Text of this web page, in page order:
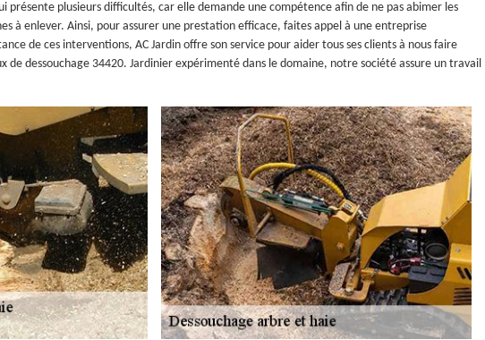
présente plusieurs difficultés, car elle demande une compétence afin de ne pas abimer les
à enlever. Ainsi, pour assurer une prestation efficace, faites appel à une entreprise
de ces interventions, AC Jardin offre son service pour aider tous ses clients à nous faire
de dessouchage 34420. Jardinier expérimenté dans le domaine, notre société assure un travail